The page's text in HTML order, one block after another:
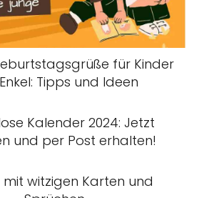
für Kinder
Tipps und Ideen
Kalender 2024: Jetzt
und per Post erhalten!
mit witzigen Karten und